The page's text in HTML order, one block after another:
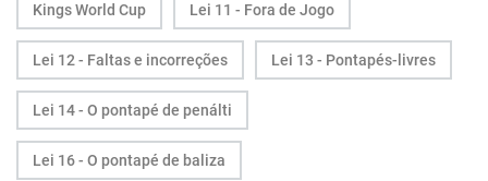
Kings World Cup Lei 11 - Fora de Jogo
Lei 12 - Faltas e incorreções Lei 13 - Pontapés-livres
Lei 14 - O pontapé de penálti
Lei 16 - O pontapé de baliza